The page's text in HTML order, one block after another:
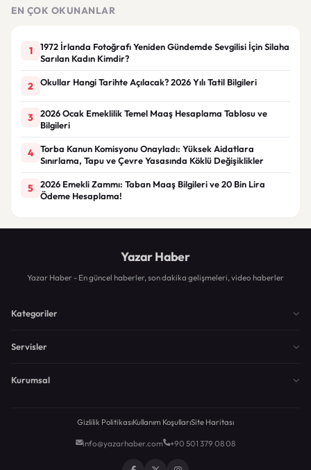
EN ÇOK OKUNANLAR
1
1972 İrlanda Fotoğrafı Yeniden Gündemde Sevgilisi İçin Silaha
Sarılan Kadın Kimdir?
2 Okullar Hangi Tarihte Açılacak? 2026 Yılı Tatil Bilgileri
3
2026 Ocak Emeklilik Temel Maaş Hesaplama Tablosu ve
Bilgileri
4
Torba Kanun Komisyonu Onayladı: Yüksek Aidatlara
Sınırlama, Tapu ve Çevre Yasasında Köklü Değişiklikler
5
2026 Emekli Zammı: Taban Maaş Bilgileri ve 20 Bin Lira
Ödeme Hesaplama!
Yazar Haber
Yazar Haber - En güncel haberler, son dakika gelişmeleri, video haberler
Kategoriler
Servisler
Kurumsal
Gizlilik PolitikasıKullanım KoşullarıSite Haritası
info@yazarhaber.com +90 501 379 08 08